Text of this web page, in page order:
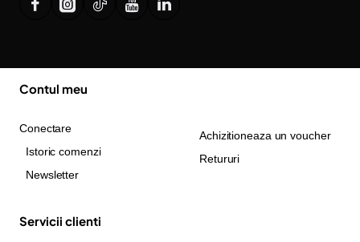
Contul meu
Conectare
Istoric comenzi
Newsletter
Achizitioneaza un voucher
Retururi
Servicii clienti